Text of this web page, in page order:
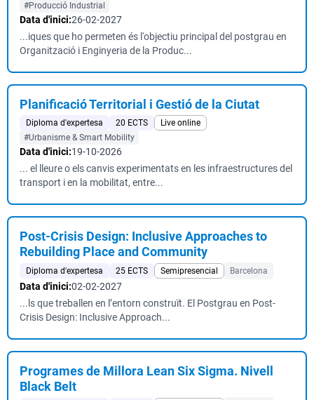
#Producció Industrial
Data d'inici:26-02-2027
...iques que ho permeten és l'objectiu principal del postgrau en
Organització i Enginyeria de la Produc...
Planificació Territorial i Gestió de la Ciutat
Diploma d'expertesa 20 ECTS
Live online
#Urbanisme & Smart Mobility
Data d'inici:19-10-2026
... el lleure o els canvis experimentats en les infraestructures del
transport i en la mobilitat, entre...
Post-Crisis Design: Inclusive Approaches to
Rebuilding Place and Community
Diploma d'expertesa 25 ECTS Semipresencial Barcelona
Data d'inici:02-02-2027
...ls que treballen en l’entorn construït. El Postgrau en Post-
Crisis Design: Inclusive Approach...
Programes de Millora Lean Six Sigma. Nivell
Black Belt